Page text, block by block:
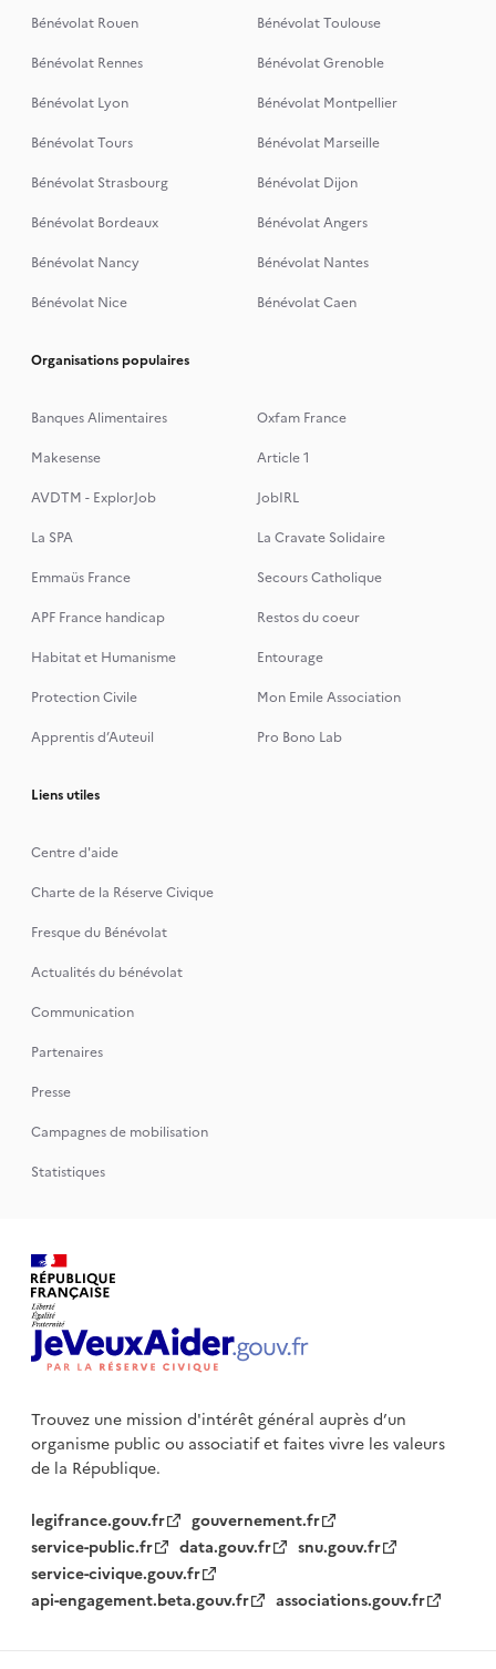
Bénévolat Rouen
Bénévolat Toulouse
Bénévolat Rennes
Bénévolat Grenoble
Bénévolat Lyon
Bénévolat Montpellier
Bénévolat Tours
Bénévolat Marseille
Bénévolat Strasbourg
Bénévolat Dijon
Bénévolat Bordeaux
Bénévolat Angers
Bénévolat Nancy
Bénévolat Nantes
Bénévolat Nice
Bénévolat Caen
Organisations populaires
Banques Alimentaires
Oxfam France
Makesense
Article 1
AVDTM - ExplorJob
JobIRL
La SPA
La Cravate Solidaire
Emmaüs France
Secours Catholique
APF France handicap
Restos du coeur
Habitat et Humanisme
Entourage
Protection Civile
Mon Emile Association
Apprentis d’Auteuil
Pro Bono Lab
Liens utiles
Centre d'aide
Charte de la Réserve Civique
Fresque du Bénévolat
Actualités du bénévolat
Communication
Partenaires
Presse
Campagnes de mobilisation
Statistiques
Trouvez une mission d'intérêt général auprès d’un
organisme publicou associatif et faites vivre les valeurs
de la République.
legifrance.gouv.fr
gouvernement.fr
service-public.fr
data.gouv.fr
snu.gouv.fr
service-civique.gouv.fr
api-engagement.beta.gouv.fr
associations.gouv.fr